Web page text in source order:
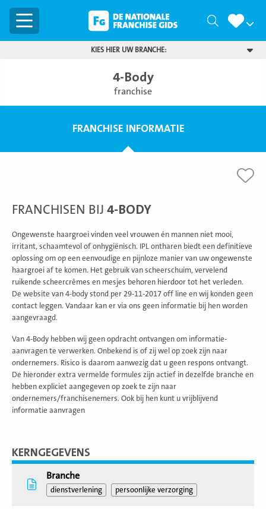
Menu Zoeken
KIES HIER UW BRANCHE:
4-Body
franchise
FRANCHISE INFORMATIE
FRANCHISEN BIJ 4-BODY
Ongewenste haargroei vinden veel vrouwen én mannen niet mooi,
irritant, schaamtevol of onhygiënisch. IPL ontharen biedt een definitieve
oplossing om op een eenvoudige en pijnloze manier van uw ongewenste
haargroei af te komen. Het gebruik van scheerschuim, vervelend
ruikende scheercrêmes en mesjes behoren hierdoor tot het verleden.
De website van 4-body stond per 29-11-2017 off line en wij konden geen
contact leggen. Vandaar kan er via ons geen informatie bij hen worden
aangevraagd.
Van 4-Body hebben wij geen opdracht ontvangen om informatie-
aanvragen te verwerken. Onbekend is of zij wel op zoek zijn naar
ondernemers. Risico is daarom aanwezig dat u geen respons ontvangt.
De hieronder extra vermelde formules zijn actief in dezelfde branche en
hebben expliciet aangegeven op zoek te zijn naar
ondernemers/franchisenemers. Ook bij hen kunt u vrijblijvend
informatie aanvragen
KERNGEGEVENS
Branche
dienstverlening persoonlijke verzorging